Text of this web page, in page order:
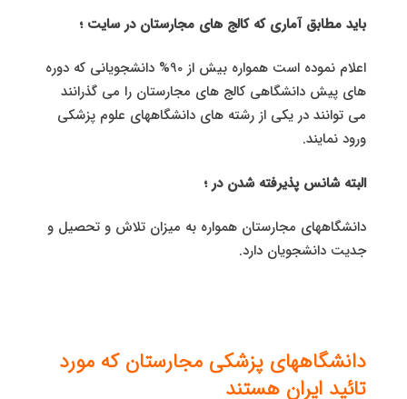
باید مطابق آماری که کالج های مجارستان در سایت ؛
اعلام نموده است همواره بیش از 90% دانشجویانی که دوره
های پیش دانشگاهی کالج های مجارستان را می گذرانند
می توانند در یکی از رشته های دانشگاههای علوم پزشکی
ورود نمایند.
البته شانس پذیرفته شدن در ؛
دانشگاههای مجارستان همواره به میزان تلاش و تحصیل و
جدیت دانشجویان دارد.
دانشگاههای پزشکی مجارستان که مورد
تائید ایران هستند